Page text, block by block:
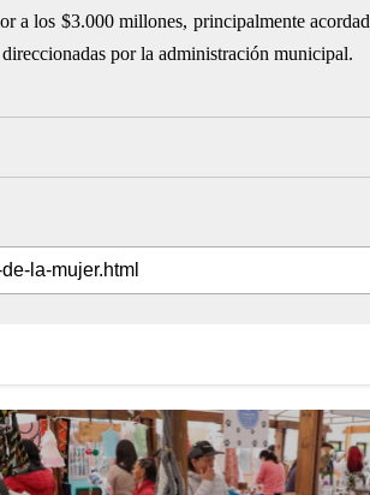
a los $3.000 millones, principalmente
por la administración municipal.